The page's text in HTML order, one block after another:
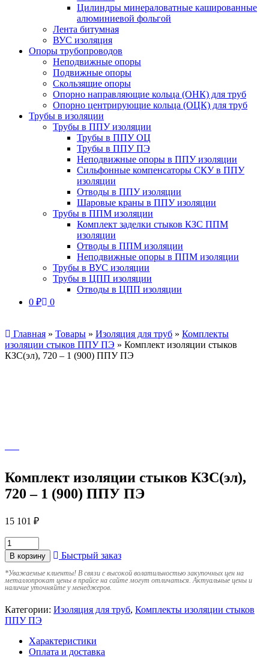
Цилиндры минераловатные кашированные
алюминиевой фольгой
Лента битумная
ВУС изоляция
Опоры трубопроводов
Неподвижные опоры
Подвижные опоры
Скользящие опоры
Опорно направляющие кольца (ОНК) для труб
Опорно центрирующие кольца (ОЦК) для труб
Трубы в изоляции
Трубы в ППУ изоляции
Трубы в ППУ ОЦ
Трубы в ППУ ПЭ
Неподвижные опоры в ППУ изоляции
Сильфонные компенсаторы СКУ в ППУ
изоляции
Отводы в ППУ изоляции
Шаровые краны в ППУ изоляции
Трубы в ППМ изоляции
Комплект заделки стыков КЗС ППМ
изоляции
Отводы в ППМ изоляции
Неподвижные опоры в ППМ изоляции
Трубы в ВУС изоляции
Трубы в ЦПП изоляции
Отводы в ЦПП изоляции
0 ₽ 0
Главная » Товары » Изоляция для труб » Комплекты
изоляции стыков ППУ ПЭ » Комплект изоляции стыков
КЗС(эл), 720 – 1 (900) ППУ ПЭ
Комплект изоляции стыков КЗС(эл),
720 – 1 (900) ППУ ПЭ
15 101 ₽
В корзину Быстрый заказ
*Уважаемые клиенты! В связи с высокой волатильностью закупочных цен на
металлопрокат цены в прайсе на сайте могут отличаться. Актуальные цены и
наличие уточняйте у менеджеров.
Категории: Изоляция для труб, Комплекты изоляции стыков
ППУ ПЭ
Характеристики
Оплата и доставка